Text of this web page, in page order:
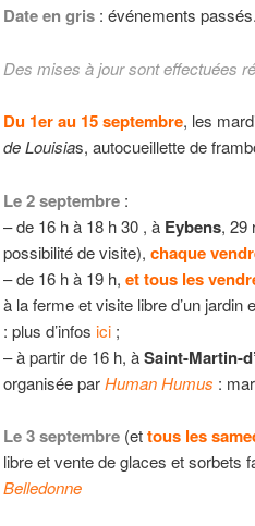
Date en gris: événements passés.
Des mises à jour sont effectuées
Du 1er au 15 septembre, les
de Louisias, autocueillette de
Le 2 septembre:
– de 16 h à 18 h 30 , à Eybens, 29
possibilité de visite), chaque
– de 16 h à 19 h, ettous les
à la ferme et visite libre d’un
: plus d’infos ici;
– à partir de 16 h, àSaint-Martin-
organisée parHuman Humus :
Le 3 septembre(ettous les
libre et vente de glaces et sorbets
Belledonne